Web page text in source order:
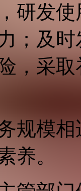
研发
；及
，采
规模
养。